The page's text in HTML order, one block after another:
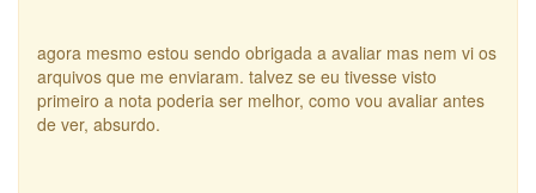
agora mesmo estou sendo obrigada a avaliar mas nem vi os
arquivos que me enviaram. talvez se eu tivesse visto
primeiro a nota poderia ser melhor, como vou avaliar antes
de ver, absurdo.